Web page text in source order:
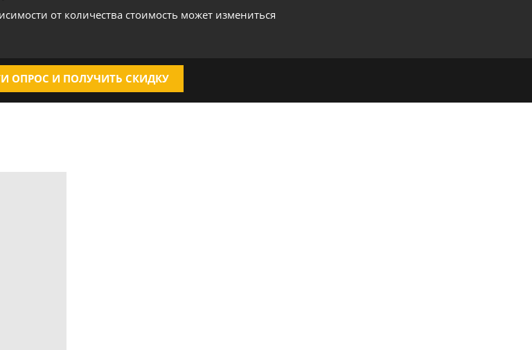
от количества стоимость может измениться
ОПРОС И ПОЛУЧИТЬ СКИДКУ